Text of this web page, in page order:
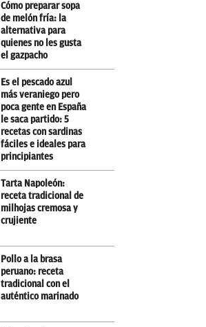
Cómo preparar sopa
de melón fría: la
alternativa para
quienes no les gusta
el gazpacho
Es el pescado azul
más veraniego pero
poca gente en España
le saca partido: 5
recetas con sardinas
fáciles e ideales para
principiantes
Tarta Napoleón:
receta tradicional de
milhojas cremosa y
crujiente
Pollo a la brasa
peruano: receta
tradicional con el
auténtico marinado